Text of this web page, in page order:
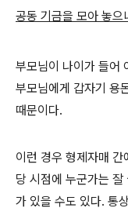
공동 기금을 모아 놓으
부모님이 나이가 들어
부모님에게 갑자기 용
때문이다.
이런 경우 형제자매 간
당 시점에 누군가는 잘
가 있을 수도 있다. 통